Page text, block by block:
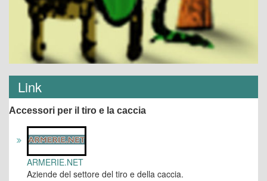
Link
Accessori per il tiro e la caccia
ARMERIE.NET
Aziende del settore del tiro e della caccia.